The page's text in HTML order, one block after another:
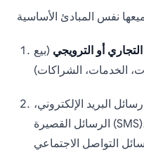
أو الترويجي (بيع
البريد الإلكتروني،
الرسائل القصيرة (SMS)، الرسائل الفورية، المكالمات